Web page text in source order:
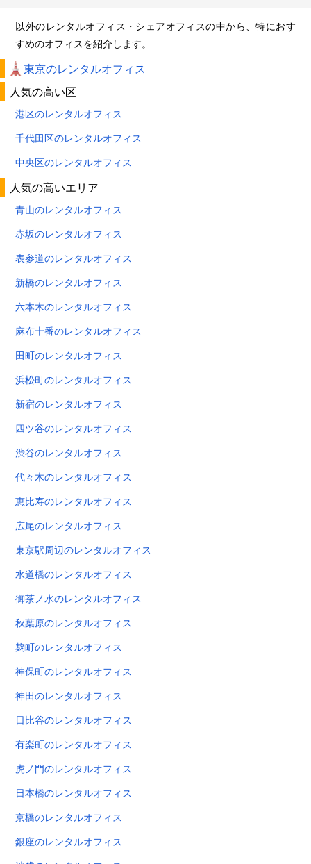
以外のレンタルオフィス・シェアオフィスの中から、特におす
すめのオフィスを紹介します。
東京のレンタルオフィス
人気の高い区
港区のレンタルオフィス
千代田区のレンタルオフィス
中央区のレンタルオフィス
人気の高いエリア
青山のレンタルオフィス
赤坂のレンタルオフィス
表参道のレンタルオフィス
新橋のレンタルオフィス
六本木のレンタルオフィス
麻布十番のレンタルオフィス
田町のレンタルオフィス
浜松町のレンタルオフィス
新宿のレンタルオフィス
四ツ谷のレンタルオフィス
渋谷のレンタルオフィス
代々木のレンタルオフィス
恵比寿のレンタルオフィス
広尾のレンタルオフィス
東京駅周辺のレンタルオフィス
水道橋のレンタルオフィス
御茶ノ水のレンタルオフィス
秋葉原のレンタルオフィス
麹町のレンタルオフィス
神保町のレンタルオフィス
神田のレンタルオフィス
日比谷のレンタルオフィス
有楽町のレンタルオフィス
虎ノ門のレンタルオフィス
日本橋のレンタルオフィス
京橋のレンタルオフィス
銀座のレンタルオフィス